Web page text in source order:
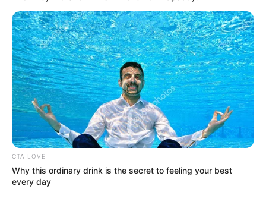
CTA LOVE
Why this ordinary drink is the secret to feeling your best
every day